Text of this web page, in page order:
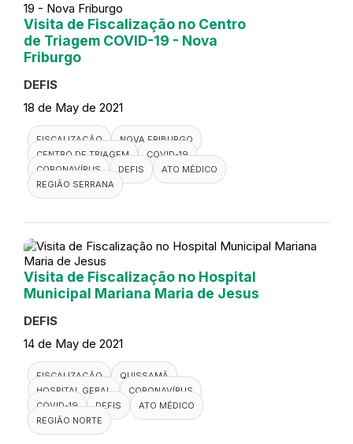
Visita de Fiscalização no Centro
de Triagem COVID-19 - Nova
Friburgo
DEFIS
18 de May de 2021
FISCALIZAÇÃO
NOVA FRIBURGO
CENTRO DE TRIAGEM
COVID-19
CORONAVÍRUS
DEFIS
ATO MÉDICO
REGIÃO SERRANA
Visita de Fiscalização no Hospital
Municipal Mariana Maria de Jesus
DEFIS
14 de May de 2021
FISCALIZAÇÃO
QUISSAMÃ
HOSPITAL GERAL
CORONAVÍRUS
COVID-19
DEFIS
ATO MÉDICO
REGIÃO NORTE